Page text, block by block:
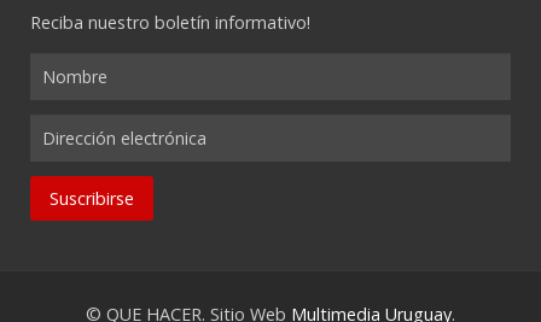
Reciba nuestro boletín informativo!
© QUE HACER. Sitio Web Multimedia Uruguay.